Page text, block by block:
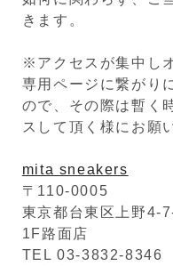
きます。
※アクセスが集中し
専用ページに繋がり
ので、その際は暫く
スして頂く様にお願
mita sneakers
〒110-0005
東京都台東区上野4-
1F路面店
TEL 03-3832-8346